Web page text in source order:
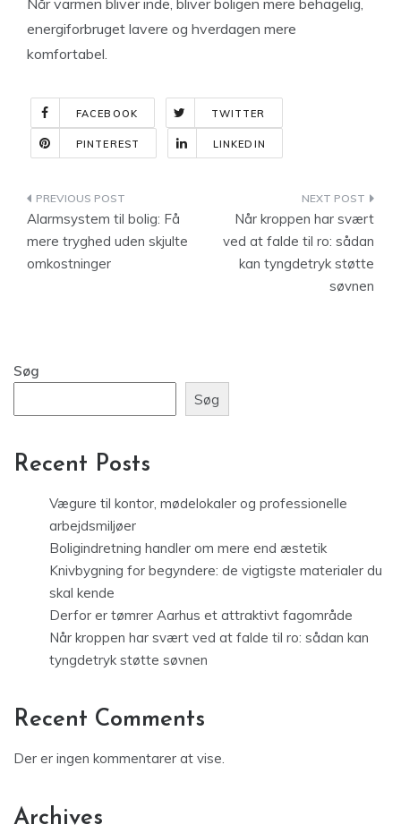
Når varmen bliver inde, bliver boligen mere behagelig,
energiforbruget lavere og hverdagen mere
komfortabel.
FACEBOOK TWITTER
PINTEREST LINKEDIN
Indlægsnavigation
Alarmsystem til bolig: Få
mere tryghed uden skjulte
omkostninger
Når kroppen har svært
ved at falde til ro: sådan
kan tyngdetryk støtte
søvnen
Søg
Søg
Recent Posts
Vægure til kontor, mødelokaler og professionelle
arbejdsmiljøer
Boligindretning handler om mere end æstetik
Knivbygning for begyndere: de vigtigste materialer du
skal kende
Derfor er tømrer Aarhus et attraktivt fagområde
Når kroppen har svært ved at falde til ro: sådan kan
tyngdetryk støtte søvnen
Recent Comments
Der er ingen kommentarer at vise.
Archives